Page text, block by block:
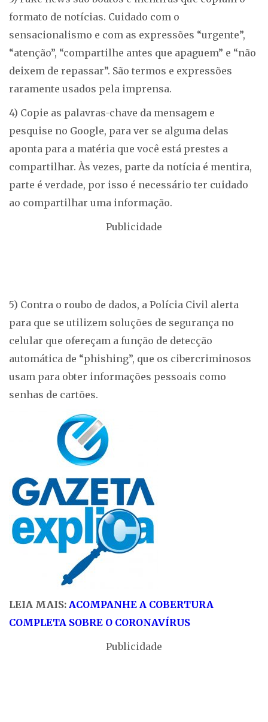
formato de notícias. Cuidado com o
sensacionalismo e com as expressões “urgente”,
“atenção”, “compartilhe antes que apaguem” e “não
deixem de repassar”. São termos e expressões
raramente usados pela imprensa.
4) Copie as palavras-chave da mensagem e
pesquise no Google, para ver se alguma delas
aponta para a matéria que você está prestes a
compartilhar. Às vezes, parte da notícia é mentira,
parte é verdade, por isso é necessário ter cuidado
ao compartilhar uma informação.
Publicidade
5) Contra o roubo de dados, a Polícia Civil alerta
para que se utilizem soluções de segurança no
celular que ofereçam a função de detecção
automática de “phishing”, que os cibercriminosos
usam para obter informações pessoais como
senhas de cartões.
LEIA MAIS: ACOMPANHE A COBERTURA
COMPLETA SOBRE O CORONAVÍRUS
Publicidade